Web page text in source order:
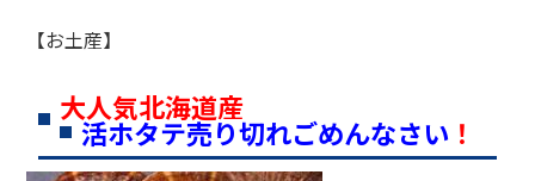
【お土産】
大人気北海道産
活ホタテ売り切れごめんなさい ！